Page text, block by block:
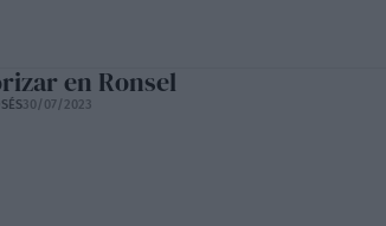
en Ronsel
30/07/2023